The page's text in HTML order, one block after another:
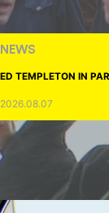
NEWS
ED TEMPLETON IN
2026.08.07